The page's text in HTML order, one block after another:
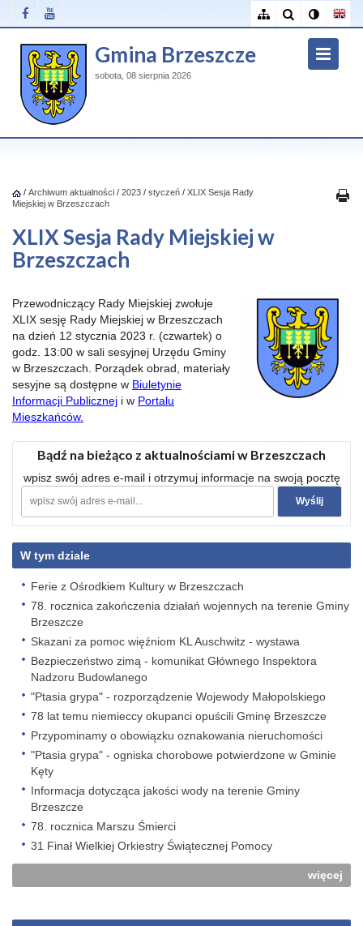
Gmina Brzeszcze
sobota, 08 sierpnia 2026
/ Archiwum aktualności / 2023 / styczeń / XLIX Sesja Rady
Miejskiej w Brzeszczach
XLIX Sesja Rady Miejskiej w
Brzeszczach
Przewodniczący Rady Miejskiej zwołuje
XLIX sesję Rady Miejskiej w Brzeszczach
na dzień 12 stycznia 2023 r. (czwartek) o
godz. 13:00 w sali sesyjnej Urzędu Gminy
w Brzeszczach. Porządek obrad, materiały
sesyjne są dostępne w Biuletynie
Informacji Publicznej i w Portalu
Mieszkańców.
Bądź na bieżąco z aktualnościami w Brzeszczach
wpisz swój adres e-mail i otrzymuj informacje na swoją pocztę
W tym dziale
Ferie z Ośrodkiem Kultury w Brzeszczach
78. rocznica zakończenia działań wojennych na terenie Gminy
Brzeszcze
Skazani za pomoc więźniom KL Auschwitz - wystawa
Bezpieczeństwo zimą - komunikat Głównego Inspektora
Nadzoru Budowlanego
"Ptasia grypa" - rozporządzenie Wojewody Małopolskiego
78 lat temu niemieccy okupanci opuścili Gminę Brzeszcze
Przypominamy o obowiązku oznakowania nieruchomości
"Ptasia grypa" - ogniska chorobowe potwierdzone w Gminie
Kęty
Informacja dotycząca jakości wody na terenie Gminy
Brzeszcze
78. rocznica Marszu Śmierci
31 Finał Wielkiej Orkiestry Świątecznej Pomocy
więcej